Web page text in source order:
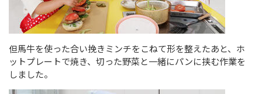
但馬牛を使った合い挽きミンチをこねて形を整えたあと、ホ
ットプレートで焼き、切った野菜と一緒にパンに挟む作業を
しました。